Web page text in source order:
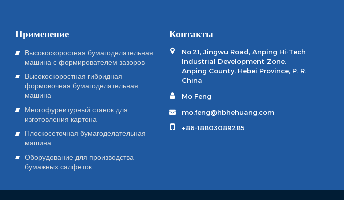
Применение
Высокоскоростная бумагоделательная
машина с формирователем зазоров
Высокоскоростная гибридная
формовочная бумагоделательная
машина
Многофурнитурный станок для
изготовления картона
Плоскосеточная бумагоделательная
машина
Оборудование для производства
бумажных салфеток
Контакты
No.21, Jingwu Road, Anping Hi-Tech
Industrial Development Zone,
Anping County, Hebei Province, P. R.
China
Mo Feng
mo.feng@hbhehuang.com
+86-18803089285